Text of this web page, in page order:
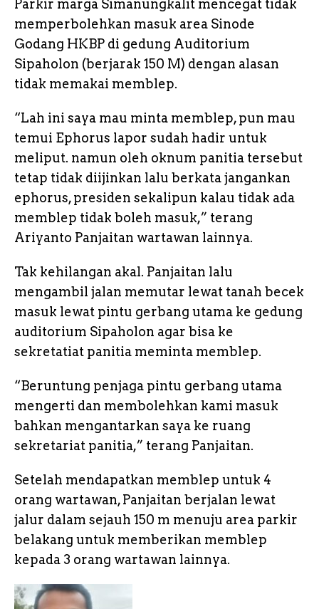
Parkir marga Simanungkalit mencegat tidak
memperbolehkan masuk area Sinode
Godang HKBP di gedung Auditorium
Sipaholon (berjarak 150 M) dengan alasan
tidak memakai memblep.
“Lah ini saya mau minta memblep, pun mau
temui Ephorus lapor sudah hadir untuk
meliput. namun oleh oknum panitia tersebut
tetap tidak diijinkan lalu berkata jangankan
ephorus, presiden sekalipun kalau tidak ada
memblep tidak boleh masuk,” terang
Ariyanto Panjaitan wartawan lainnya.
Tak kehilangan akal. Panjaitan lalu
mengambil jalan memutar lewat tanah becek
masuk lewat pintu gerbang utama ke gedung
auditorium Sipaholon agar bisa ke
sekretatiat panitia meminta memblep.
“Beruntung penjaga pintu gerbang utama
mengerti dan membolehkan kami masuk
bahkan mengantarkan saya ke ruang
sekretariat panitia,” terang Panjaitan.
Setelah mendapatkan memblep untuk 4
orang wartawan, Panjaitan berjalan lewat
jalur dalam sejauh 150 m menuju area parkir
belakang untuk memberikan memblep
kepada 3 orang wartawan lainnya.